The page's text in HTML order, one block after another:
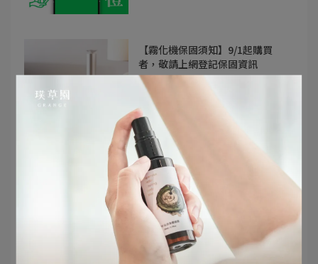
【霧化機保固須知】9/1起購買
者，敬請上網登記保固資訊
2025-09-01
霧化機
【淨保養PURRENEW】9/1臉部新
品即將上市
2025-08-28
保養 清潔
【Memory Air氣味精油】新品上